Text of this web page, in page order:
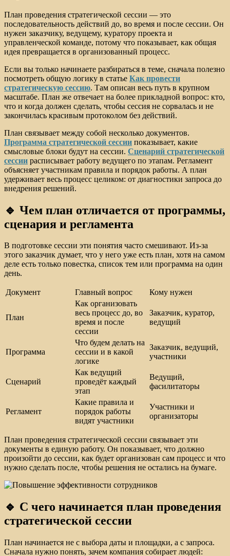
План проведения стратегической сессии — это
последовательность действий до, во время и после сессии. Он
нужен заказчику, ведущему, куратору проекта и
управленческой команде, потому что показывает, как общая
идея превращается в организованный процесс.
Если вы только начинаете разбираться в теме, сначала полезно
посмотреть общую логику в статье Как провести
стратегическую сессию. Там описан весь путь в крупном
масштабе. План же отвечает на более прикладной вопрос: кто,
что и когда должен сделать, чтобы сессия не сорвалась и не
закончилась красивым протоколом без действий.
План связывает между собой несколько документов.
Программа стратегической сессии показывает, какие
смысловые блоки будут на сессии. Сценарий стратегической
сессии расписывает работу ведущего по этапам. Регламент
объясняет участникам правила и порядок работы. А план
удерживает весь процесс целиком: от диагностики запроса до
внедрения решений.
🔹 Чем план отличается от программы,
сценария и регламента
В подготовке сессии эти понятия часто смешивают. Из-за
этого заказчик думает, что у него уже есть план, хотя на самом
деле есть только повестка, список тем или программа на один
день.
Документ Главный вопрос Кому нужен
План
Как организовать
весь процесс до, во
время и после
сессии
Заказчик, куратор,
ведущий
Программа
Что будем делать на
сессии и в какой
логике
Заказчик, ведущий,
участники
Сценарий
Как ведущий
проведёт каждый
этап
Ведущий,
фасилитаторы
Регламент
Какие правила и
порядок работы
видят участники
Участники и
организаторы
План проведения стратегической сессии связывает эти
документы в единую работу. Он показывает, что должно
произойти до сессии, как будет организован сам процесс и что
нужно сделать после, чтобы решения не остались на бумаге.
🔹 С чего начинается план проведения
стратегической сессии
План начинается не с выбора даты и площадки, а с запроса.
Сначала нужно понять, зачем компания собирает людей: